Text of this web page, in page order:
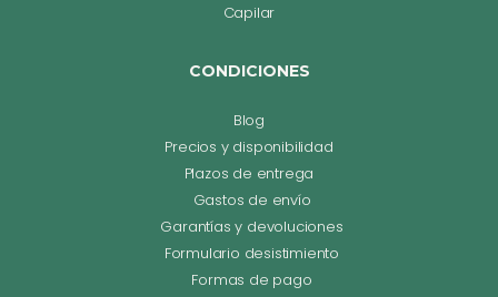
Capilar
CONDICIONES
Blog
Precios y disponibilidad
Plazos de entrega
Gastos de envío
Garantías y devoluciones
Formulario desistimiento
Formas de pago